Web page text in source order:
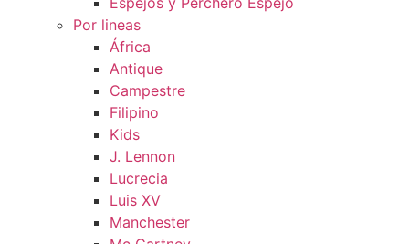
Por lineas
África
Antique
Campestre
Filipino
Kids
J. Lennon
Lucrecia
Luis XV
Manchester